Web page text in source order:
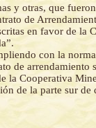
y otras, que
de
en favor de la
con la
de arrendamiento
la Cooperativa
de la parte sur de